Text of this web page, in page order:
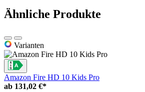
Ähnliche Produkte
Varianten
Amazon Fire HD 10 Kids Pro
ab 131,02 €*